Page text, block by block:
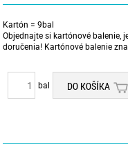
Kartón = 9bal
Objednajte si kartónové balenie,
doručenia! Kartónové balenie
bal DO KOŠÍKA